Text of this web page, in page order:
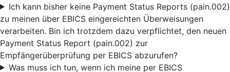
Ich kann bisher keine Payment Status Reports (pain.002)
zu meinen über EBICS eingereichten Überweisungen
verarbeiten. Bin ich trotzdem dazu verpflichtet, den neuen
Payment Status Report (pain.002) zur
Empfängerüberprüfung per EBICS abzurufen?
Was muss ich tun, wenn ich meine per EBICS